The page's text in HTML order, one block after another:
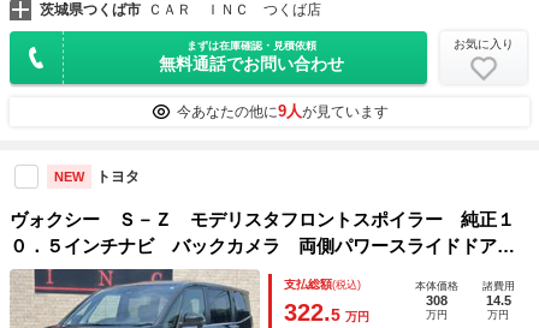
茨城県つくば市 ＣＡＲ ＩＮＣ つくば店
まずは在庫確認・見積依頼
無料通話でお問い合わせ
お気に入り
今あなたの他に9人が見ています
NEW トヨタ
ヴォクシー Ｓ－Ｚ モデリスタフロントスポイラー 純正１
０．５インチナビ バックカメラ 両側パワースライドドア
衝突被害軽減ブレーキ クリアランスソナー レーダークルー
ズコントロール ハーフレザーシート ＥＴＣ２．０
支払総額(税込)
322.5 万円
本体価格
308
万円
諸費用
14.5
万円